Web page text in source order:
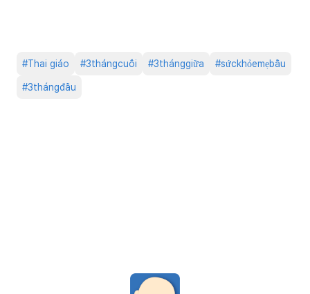
#Thai giáo #3thángcuối #3thánggiữa #sứckhỏemẹbầu
#3thángđầu